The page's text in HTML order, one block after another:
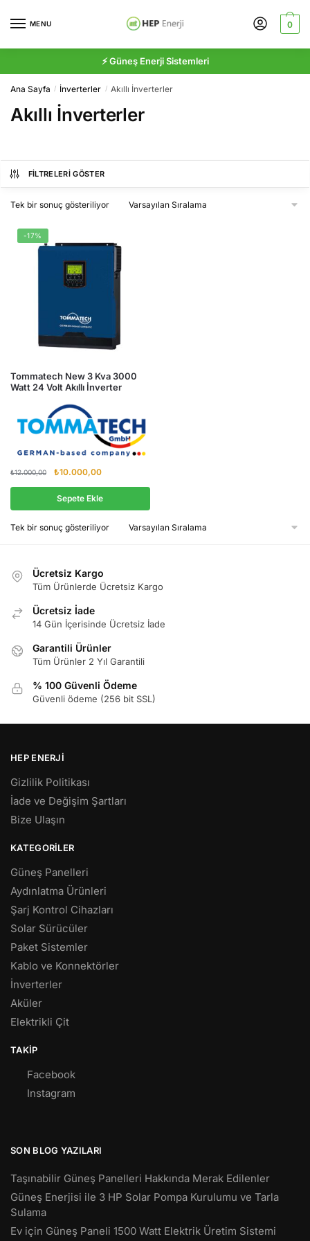
MENU 0
⚡ Güneş Enerji Sistemleri
Ana Sayfa / İnverterler / Akıllı İnverterler
Akıllı İnverterler
FILTRELERI GÖSTER
Tek bir sonuç gösteriliyor
-17%
Tommatech New 3 Kva 3000
Watt 24 Volt Akıllı İnverter
₺12.000,00
Orijinal
₺12.000,00.
₺10.000,00Şu
fiyat:
₺10.000,00.
Sepete Ekle
Tek bir sonuç gösteriliyor
Ücretsiz Kargo
Tüm Ürünlerde Ücretsiz Kargo
Ücretsiz İade
14 Gün İçerisinde Ücretsiz İade
Garantili Ürünler
Tüm Ürünler 2 Yıl Garantili
% 100 Güvenli Ödeme
Güvenli ödeme (256 bit SSL)
HEP ENERJI
Gizlilik Politikası
İade ve Değişim Şartları
Bize Ulaşın
KATEGORILER
Güneş Panelleri
Aydınlatma Ürünleri
Şarj Kontrol Cihazları
Solar Sürücüler
Paket Sistemler
Kablo ve Konnektörler
İnverterler
Aküler
Elektrikli Çit
TAKIP
Facebook
Instagram
SON BLOG YAZILARI
Taşınabilir Güneş Panelleri Hakkında Merak Edilenler
Güneş Enerjisi ile 3 HP Solar Pompa Kurulumu ve Tarla
Sulama
Ev için Güneş Paneli 1500 Watt Elektrik Üretim Sistemi